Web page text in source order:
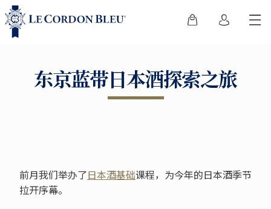
东京蓝带日本酒探索之旅
前月我们举办了日本酒基础课程，为今年的日本酒季节
拉开序幕。